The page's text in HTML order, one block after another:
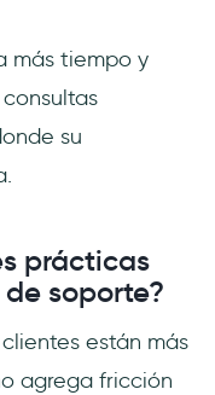
más tiempo y
su
prácticas
soporte?
están más
agrega fricción